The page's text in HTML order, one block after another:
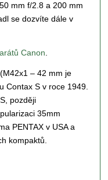
mm f/2.8 a 200 mm
se dozvíte dále v
Canon
– 42 mm je
Contax S v roce 1949.
později
35mm
PENTAX v USA a
kompaktů.